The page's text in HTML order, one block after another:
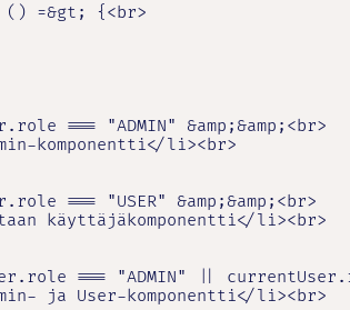
() =&gt; {<br>
=== "ADMIN" &amp;&amp;<br>
komponentti</li><br>
=== "USER" &amp;&amp;<br>
käyttäjäkomponentti</li><br>
=== "ADMIN" ||
ja User-komponentti</li><br>